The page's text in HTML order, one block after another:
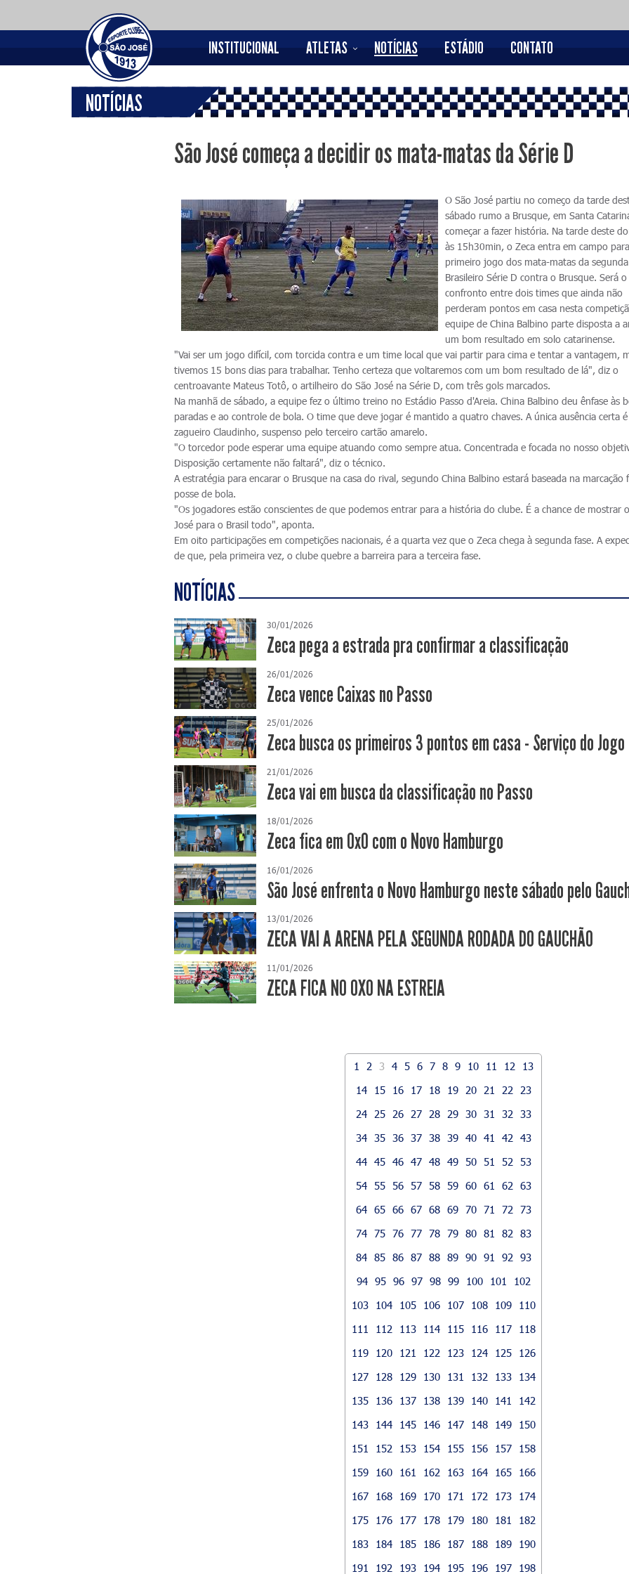
INSTITUCIONAL ATLETAS NOTÍCIAS ESTÁDIO CONTATO
NOTÍCIAS
São José começa a decidir os mata-matas da Série D
O São José partiu no começo da tarde
sábado rumo a Brusque, em Santa
começar a fazer história. Na tarde deste
às 15h30min, o Zeca entra em campo
primeiro jogo dos mata-matas da
Brasileiro Série D contra o Brusque. Será o
confronto entre dois times que ainda não
perderam pontos em casa nesta
equipe de China Balbino parte disposta a
um bom resultado em solo catarinense.
"Vai ser um jogo difícil, com torcida contra e um time local que vai partir para cima e tentar a vantagem,
tivemos 15 bons dias para trabalhar. Tenho certeza que voltaremos com um bom resultado de lá", diz o
centroavante Mateus Totô, o artilheiro do São José na Série D, com três gols marcados.
Na manhã de sábado, a equipe fez o último treino no Estádio Passo d'Areia. China Balbino deu ênfase às
paradas e ao controle de bola. O time que deve jogar é mantido a quatro chaves. A única ausência certa
zagueiro Claudinho, suspenso pelo terceiro cartão amarelo.
"O torcedor pode esperar uma equipe atuando como sempre atua. Concentrada e focada no nosso
Disposição certamente não faltará", diz o técnico.
A estratégia para encarar o Brusque na casa do rival, segundo China Balbino estará baseada na marcação
posse de bola.
"Os jogadores estão conscientes de que podemos entrar para a história do clube. É a chance de mostrar
José para o Brasil todo", aponta.
Em oito participações em competições nacionais, é a quarta vez que o Zeca chega à segunda fase. A
de que, pela primeira vez, o clube quebre a barreira para a terceira fase.
NOTÍCIAS
30/01/2026
Zeca pega a estrada pra confirmar a classificação
26/01/2026
Zeca vence Caixas no Passo
25/01/2026
Zeca busca os primeiros 3 pontos em casa - Serviço do Jogo
21/01/2026
Zeca vai em busca da classificação no Passo
18/01/2026
Zeca fica em 0x0 com o Novo Hamburgo
16/01/2026
São José enfrenta o Novo Hamburgo neste sábado pelo
13/01/2026
ZECA VAI A ARENA PELA SEGUNDA RODADA DO GAUCHÃO
11/01/2026
ZECA FICA NO 0XO NA ESTREIA
1 2 3 4 5 6 7 8 9 10 11 12
13
14
15 16 17 18 19 20 21 22
23
24
25 26 27 28 29 30 31 32
33
34 35 36 37 38 39 40 41 42
43
44 45 46 47 48 49 50 51 52
53
54 55 56 57 58 59 60 61 62
63
64 65 66 67 68 69 70 71 72
73
74 75 76 77 78 79 80 81 82
83
84 85 86 87 88 89 90 91 92
93
94 95 96 97 98 99 100 101
102
103
104 105 106 107 108 109
110
111
112 113 114 115 116 117
118
119
120 121 122 123 124 125
126
127
128 129 130 131 132 133
134
135
136 137 138 139 140 141
142
143
144 145 146 147 148 149
150
151
152 153 154 155 156 157
158
159
160 161 162 163 164 165
166
167
168 169 170 171 172 173
174
175
176 177 178 179 180 181
182
183
184 185 186 187 188 189
190
191
192 193 194 195 196 197
198